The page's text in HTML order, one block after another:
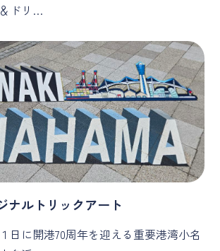
ドリ…
ナルトリックアート
日に開港70周年を迎える重要港湾小名